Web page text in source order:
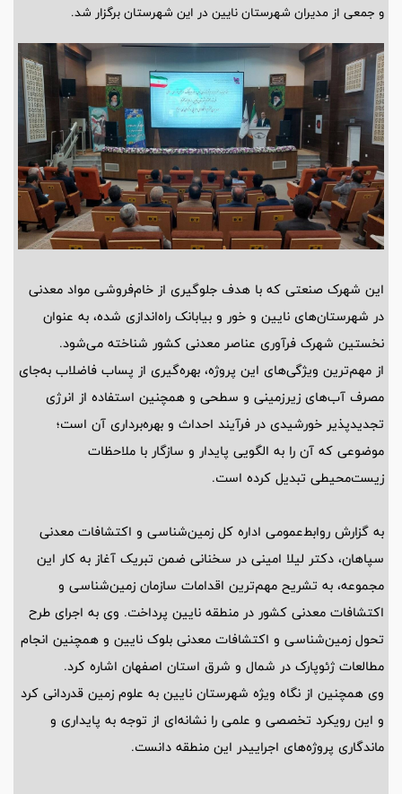
و جمعی از مدیران شهرستان نایین در این شهرستان برگزار شد.
این شهرک صنعتی که با هدف جلوگیری از خام‌فروشی مواد معدنی
در شهرستان‌های نایین و خور و بیابانک راه‌اندازی شده، به عنوان
نخستین شهرک فرآوری عناصر معدنی کشور شناخته می‌شود.
از مهم‌ترین ویژگی‌های این پروژه، بهره‌گیری از پساب فاضلاب به‌جای
مصرف آب‌های زیرزمینی و سطحی و همچنین استفاده از انرژی
تجدیدپذیر خورشیدی در فرآیند احداث و بهره‌برداری آن است؛
موضوعی که آن را به الگویی پایدار و سازگار با ملاحظات
زیست‌محیطی تبدیل کرده است.
به گزارش روابط‌عمومی اداره کل زمین‌شناسی و اکتشافات معدنی
سپاهان، دکتر لیلا امینی در سخنانی ضمن تبریک آغاز به کار این
مجموعه، به تشریح مهم‌ترین اقدامات سازمان زمین‌شناسی و
اکتشافات معدنی کشور در منطقه نایین پرداخت. وی به اجرای طرح
تحول زمین‌شناسی و اکتشافات معدنی بلوک نایین و همچنین انجام
مطالعات ژئوپارک در شمال و شرق استان اصفهان اشاره کرد.
وی همچنین از نگاه ویژه شهرستان نایین به علوم زمین قدردانی کرد
و این رویکرد تخصصی و علمی را نشانه‌ای از توجه به پایداری و
ماندگاری پروژه‌های اجراییدر این منطقه دانست.